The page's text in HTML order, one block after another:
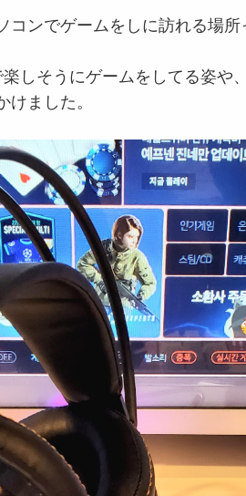
コンでゲームをしに訪れる場
しそうにゲームをしてる姿や
ました。